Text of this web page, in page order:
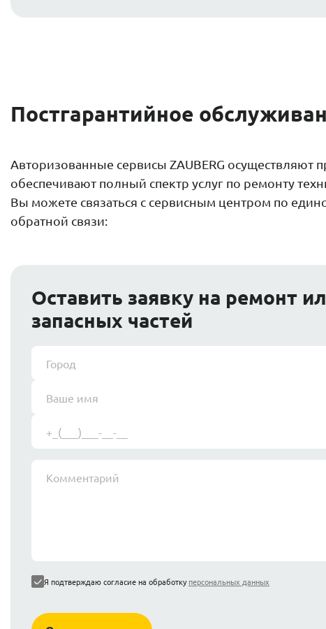
Постгарантийное
Авторизованные сервисы ZAUBERG осуществляют
обеспечивают полный спектр услуг по ремонту
Вы можете связаться с сервисным центром по
обратной связи:
Оставить заявку на ремонт
запасных частей
Я подтверждаю согласие на обработкуперсональных данных